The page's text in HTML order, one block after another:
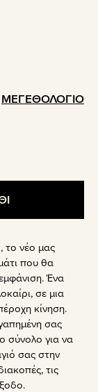
ΜΕΓΕΘΟΛΟΓΙΟ
το νέο μας
που θα
Ένα
σε μια
κίνηση.
σας
για να
σας στην
τις